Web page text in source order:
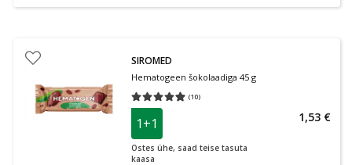
SIROMED
Hematogeen šokolaadiga 45 g
(10)
Keskmine hinnang 4.90
1+1
Ostes ühe, saad teise tasuta
kaasa
1,53 €